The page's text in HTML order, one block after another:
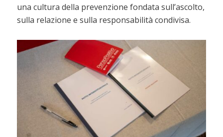
una cultura della prevenzione fondata sull’ascolto,
sulla relazione e sulla responsabilità condivisa.